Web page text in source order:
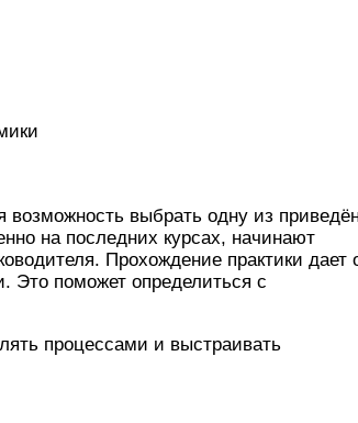
возможность выбрать одну из
на последних курсах, начинают
Прохождение практики дает
Это поможет определиться с
процессами и выстраивать